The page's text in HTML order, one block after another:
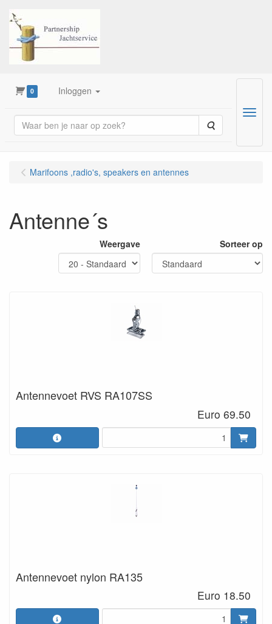
0 Inloggen
Zoeken
Menu
Marifoons ,radio's, speakers en antennes
Antenne´s
Weergave Sorteer op
Antennevoet RVS RA107SS
Euro 69.50
Antennevoet nylon RA135
Euro 18.50